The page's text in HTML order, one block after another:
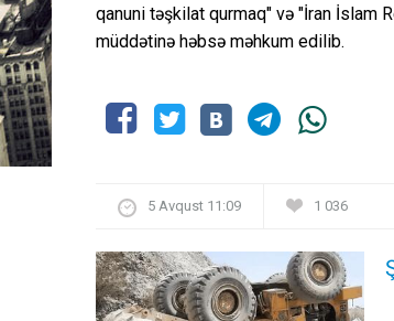
qanuni təşkilat qurmaq" və "İran İslam
müddətinə həbsə məhkum edilib.
5 Avqust 11:09 1 036